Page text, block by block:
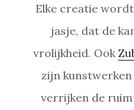
Elke creatie
jasje, dat de
vrolijkheid. Ook
zijn kunstwerken
verrijken de